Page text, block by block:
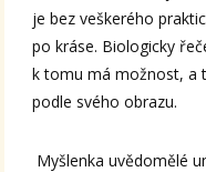
je bez veškerého
po kráse. Biologicky
k tomu má možnost, a
podle svého obrazu.
Myšlenka uvědomělé